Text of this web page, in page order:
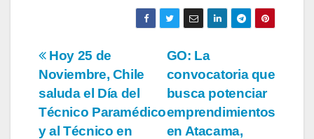
Navegación
de
entradas
GO: La
convocatoria que
busca potenciar
emprendimientos
en Atacama,
Hoy 25 de
Noviembre, Chile
saluda el Día del
Técnico Paramédico
y al Técnico en